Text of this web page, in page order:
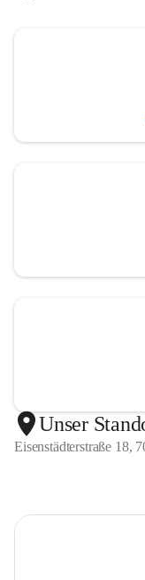
Unser
Eisenstädterstraße 18,